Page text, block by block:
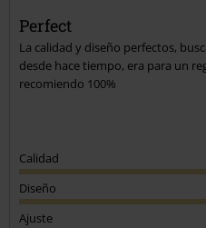
Enviar comentario
Perfect
La calidad y diseño perfectos,
desde hace tiempo, era para un
recomiendo 100%
Calidad
Diseño
Ajuste